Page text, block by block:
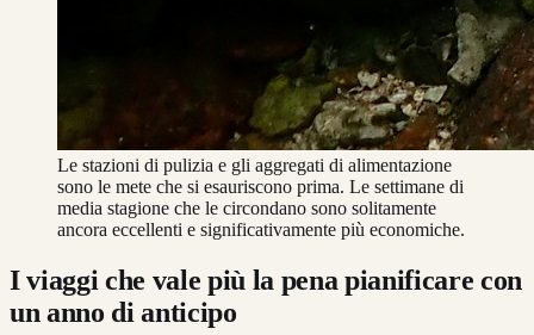
Le stazioni di pulizia e gli aggregati di alimentazione
sono le mete che si esauriscono prima. Le settimane di
media stagione che le circondano sono solitamente
ancora eccellenti e significativamente più economiche.
I viaggi che vale più la pena pianificare con
un anno di anticipo